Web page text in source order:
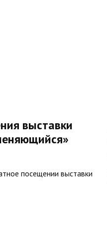
выставки
посещении выставки